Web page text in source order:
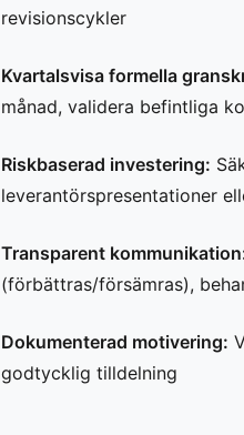
revisionscykler
Kvartalsvisa formella
månad, validera befintliga
Riskbaserad investering:
leverantörspresentationer
Transparent
(förbättras/försämras),
Dokumenterad motivering:
godtycklig tilldelning